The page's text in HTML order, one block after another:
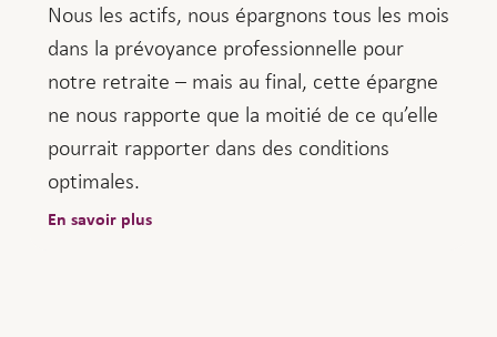
Nous les actifs, nous épargnons tous les mois
dans la prévoyance professionnelle pour
notre retraite – mais au final, cette épargne
ne nous rapporte que la moitié de ce qu’elle
pourrait rapporter dans des conditions
optimales.
En savoir plus